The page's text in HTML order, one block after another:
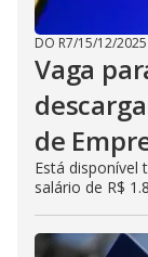
DO R7/15/12/2025
Vaga
de
Está
salário de R$